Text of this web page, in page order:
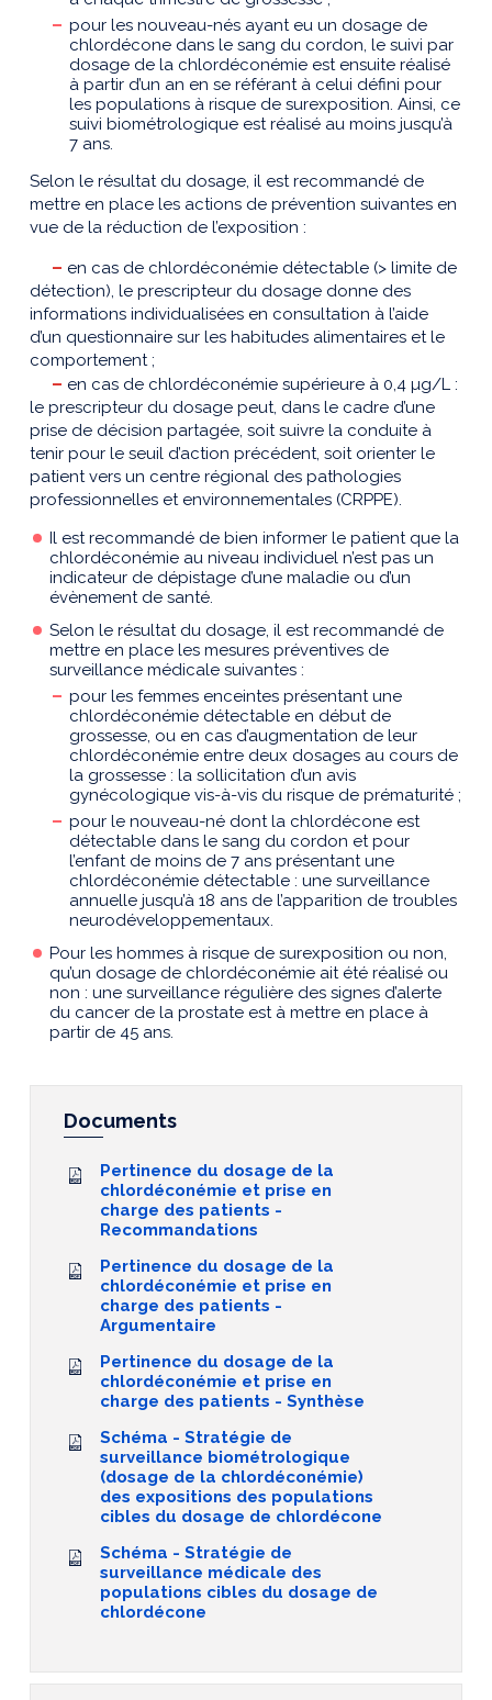
pour les nouveau-nés ayant eu un dosage de
chlordécone dans le sang du cordon, le suivi par
dosage de la chlordéconémie est ensuite réalisé
à partir d’un an en se référant à celui défini pour
les populations à risque de surexposition. Ainsi, ce
suivi biométrologique est réalisé au moins jusqu’à
7 ans.
Selon le résultat du dosage, il est recommandé de
mettre en place les actions de prévention suivantes en
vue de la réduction de l’exposition :
– en cas de chlordéconémie détectable (> limite de
détection), le prescripteur du dosage donne des
informations individualisées en consultation à l’aide
d’un questionnaire sur les habitudes alimentaires et le
comportement ;
– en cas de chlordéconémie supérieure à 0,4 µg/L :
le prescripteur du dosage peut, dans le cadre d’une
prise de décision partagée, soit suivre la conduite à
tenir pour le seuil d’action précédent, soit orienter le
patient vers un centre régional des pathologies
professionnelles et environnementales (CRPPE).
Il est recommandé de bien informer le patient que la
chlordéconémie au niveau individuel n’est pas un
indicateur de dépistage d’une maladie ou d’un
évènement de santé.
Selon le résultat du dosage, il est recommandé de
mettre en place les mesures préventives de
surveillance médicale suivantes :
pour les femmes enceintes présentant une
chlordéconémie détectable en début de
grossesse, ou en cas d’augmentation de leur
chlordéconémie entre deux dosages au cours de
la grossesse : la sollicitation d’un avis
gynécologique vis-à-vis du risque de prématurité ;
pour le nouveau-né dont la chlordécone est
détectable dans le sang du cordon et pour
l’enfant de moins de 7 ans présentant une
chlordéconémie détectable : une surveillance
annuelle jusqu’à 18 ans de l’apparition de troubles
neurodéveloppementaux.
Pour les hommes à risque de surexposition ou non,
qu’un dosage de chlordéconémie ait été réalisé ou
non : une surveillance régulière des signes d’alerte
du cancer de la prostate est à mettre en place à
partir de 45 ans.
Documents
Pertinence du dosage de la
chlordéconémie et prise en
charge des patients -
Recommandations
Pertinence du dosage de la
chlordéconémie et prise en
charge des patients -
Argumentaire
Pertinence du dosage de la
chlordéconémie et prise en
charge des patients - Synthèse
Schéma - Stratégie de
surveillance biométrologique
(dosage de la chlordéconémie)
des expositions des populations
cibles du dosage de chlordécone
Schéma - Stratégie de
surveillance médicale des
populations cibles du dosage de
chlordécone